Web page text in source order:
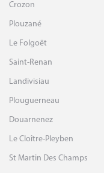
Crozon
Plouzané
Le Folgoët
Saint-Renan
Landivisiau
Plouguerneau
Douarnenez
Le Cloître-Pleyben
St Martin Des Champs